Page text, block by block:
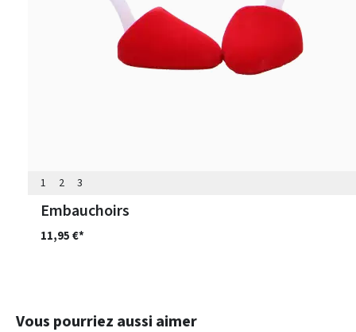
1 2 3
Embauchoirs
11,95 €*
Ignorer la galerie de produits
Vous pourriez aussi aimer